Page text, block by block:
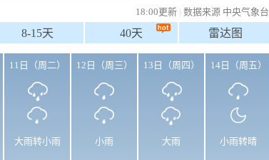
18:00更新 | 数据来源 中央气象台
8-15天 40天 雷达图
11日（周二）
大雨转小雨
12日（周三）
小雨
13日（周四）
大雨
14日（周五）
小雨转晴